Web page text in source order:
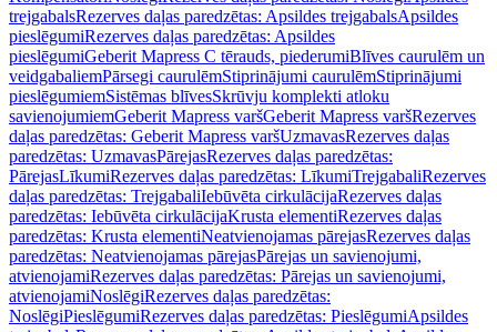
trejgabalsRezerves daļas paredzētas: Apsildes trejgabalsApsildes
pieslēgumiRezerves daļas paredzētas: Apsildes
pieslēgumiGeberit Mapress C tērauds, piederumiBlīves caurulēm un
veidgabaliemPārsegi caurulēmStiprinājumi caurulēmStiprinājumi
pieslēgumiemSistēmas blīvesSkrūvju komplekti atloku
savienojumiemGeberit Mapress varšGeberit Mapress varšRezerves
daļas paredzētas: Geberit Mapress varšUzmavasRezerves daļas
paredzētas: UzmavasPārejasRezerves daļas paredzētas:
PārejasLīkumiRezerves daļas paredzētas: LīkumiTrejgabaliRezerves
daļas paredzētas: TrejgabaliIebūvēta cirkulācijaRezerves daļas
paredzētas: Iebūvēta cirkulācijaKrusta elementiRezerves daļas
paredzētas: Krusta elementiNeatvienojamas pārejasRezerves daļas
paredzētas: Neatvienojamas pārejasPārejas un savienojumi,
atvienojamiRezerves daļas paredzētas: Pārejas un savienojumi,
atvienojamiNoslēgiRezerves daļas paredzētas:
NoslēgiPieslēgumiRezerves daļas paredzētas: PieslēgumiApsildes